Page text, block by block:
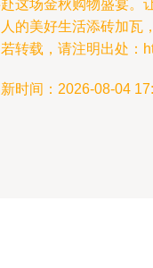
这场金秋购物盛宴。
的美好生活添砖加瓦
转载，请注明出处：
时间：2026-08-04